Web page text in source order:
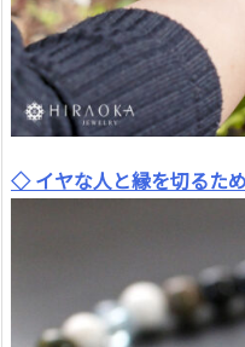
◇ イヤな人と縁を切るた